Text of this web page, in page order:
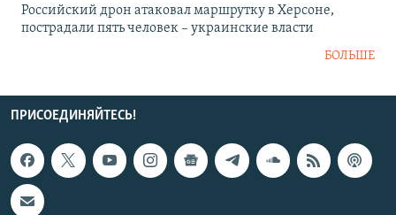
Российский дрон атаковал маршрутку в Херсоне,
пострадали пять человек – украинские власти
БОЛЬШЕ
ПРИСОЕДИНЯЙТЕСЬ!